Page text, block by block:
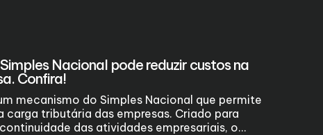
Nacional pode reduzir custos na
Confira!
mecanismo do Simples Nacional que permite
carga tributária das empresas. Criado para
das atividades empresariais, o...